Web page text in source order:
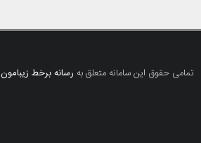
تمامی حقوق این سامانه متعلق به رسانه برخط زیبامون